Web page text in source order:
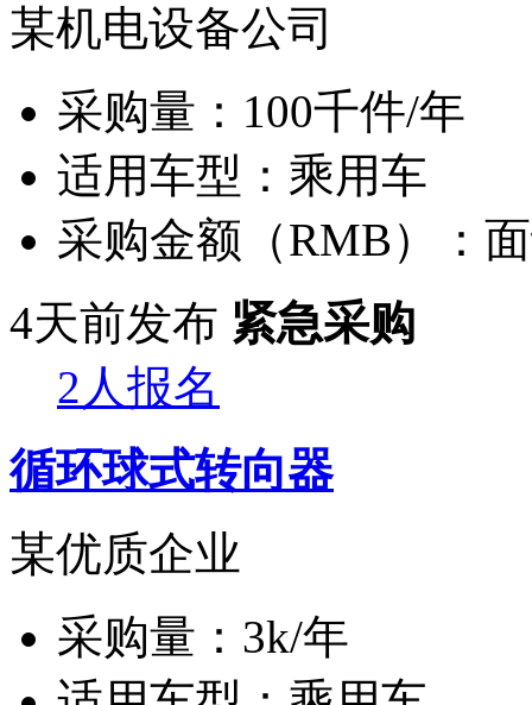
某机电设备公司
采购量： 100千件/年
适用车型： 乘用车
采购金额（RMB）：
4天前发布 紧急采购
2人报名
循环球式转向器
某优质企业
采购量： 3k/年